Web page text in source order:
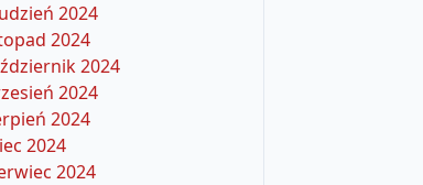
2024
2024
2024
2024
2024
2024
2024